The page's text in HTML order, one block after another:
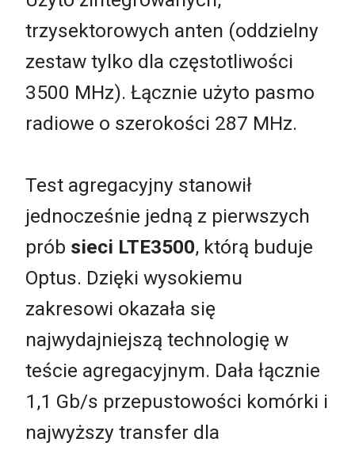
trzysektorowych anten (oddzielny
zestaw tylko dla częstotliwości
3500 MHz). Łącznie użyto pasmo
radiowe o szerokości 287 MHz.
Test agregacyjny stanowił
jednocześnie jedną z pierwszych
prób sieci LTE3500, którą buduje
Optus. Dzięki wysokiemu
zakresowi okazała się
najwydajniejszą technologię w
teście agregacyjnym. Dała łącznie
1,1 Gb/s przepustowości komórki i
najwyższy transfer dla